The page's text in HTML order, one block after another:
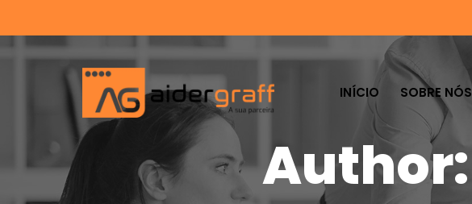
INÍCIO SOBRE NÓS
Author: